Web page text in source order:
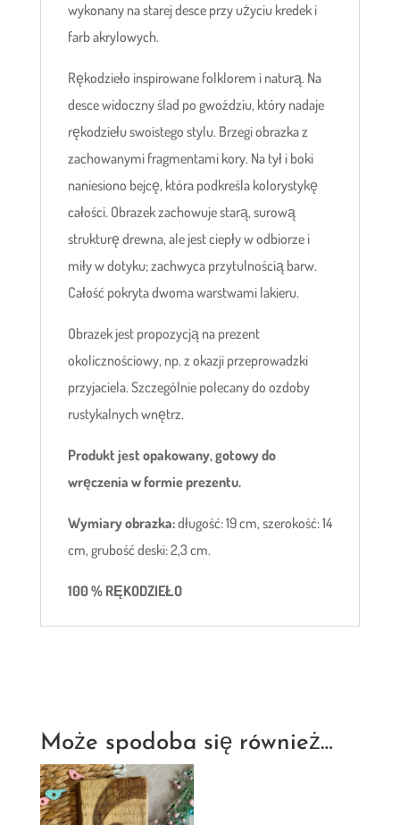
wykonany na starej desce przy użyciu kredek i
farb akrylowych.
Rękodzieło inspirowane folklorem i naturą. Na
desce widoczny ślad po gwoździu, który nadaje
rękodziełu swoistego stylu. Brzegi obrazka z
zachowanymi fragmentami kory. Na tył i boki
naniesiono bejcę, która podkreśla kolorystykę
całości. Obrazek zachowuje starą, surową
strukturę drewna, ale jest ciepły w odbiorze i
miły w dotyku; zachwyca przytulnością barw.
Całość pokryta dwoma warstwami lakieru.
Obrazek jest propozycją na prezent
okolicznościowy, np. z okazji przeprowadzki
przyjaciela. Szczególnie polecany do ozdoby
rustykalnych wnętrz.
Produkt jest opakowany, gotowy do
wręczenia w formie prezentu.
Wymiary obrazka:długość: 19 cm, szerokość: 14
cm, grubość deski: 2,3 cm.
100 % RĘKODZIEŁO
Może spodoba się również…